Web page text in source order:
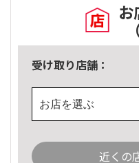
お
受け取り店舗：
お店を選ぶ
近くの